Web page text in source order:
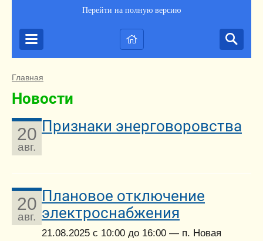
Перейти на полную версию
Главная
Новости
20
авг.
Признаки энерговоровства
20
авг.
Плановое отключение
электроснабжения
21.08.2025 с 10:00 до 16:00 — п. Новая